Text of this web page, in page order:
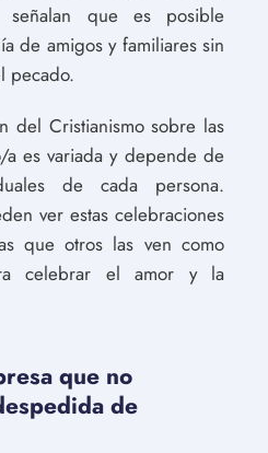
señalan que es posible
de amigos y familiares sin
pecado.
del Cristianismo sobre las
es variada y depende de
de cada persona.
ver estas celebraciones
que otros las ven como
celebrar el amor y la
que no
de